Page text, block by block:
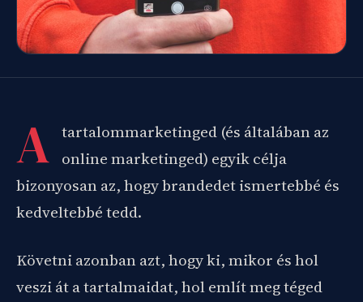
A tartalommarketinged (és általában az
online marketinged) egyik célja
bizonyosan az, hogy brandedet ismertebbé és
kedveltebbé tedd.
Követni azonban azt, hogy ki, mikor és hol
veszi át a tartalmaidat, hol említ meg téged